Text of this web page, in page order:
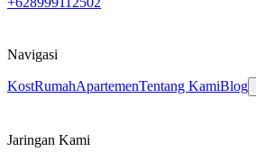
Navigasi
KostRumahApartemenTentang KamiBlog
Jaringan Kami